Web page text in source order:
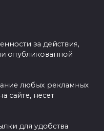
за действия,
опубликованной
любых рекламных
сайте, несет
для удобства